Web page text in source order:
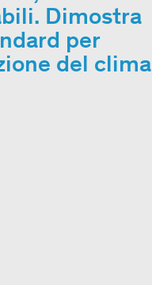
Dimostra
per
del clima